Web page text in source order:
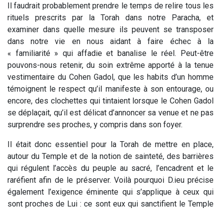
Il faudrait probablement prendre le temps de relire tous les
rituels prescrits par la Torah dans notre Paracha, et
examiner dans quelle mesure ils peuvent se transposer
dans notre vie en nous aidant à faire échec à la
« familiarité » qui affadie et banalise le réel. Peut-être
pouvons-nous retenir, du soin extrême apporté à la tenue
vestimentaire du Cohen Gadol, que les habits d’un homme
témoignent le respect qu’il manifeste à son entourage, ou
encore, des clochettes qui tintaient lorsque le Cohen Gadol
se déplaçait, qu’il est délicat d’annoncer sa venue et ne pas
surprendre ses proches, y compris dans son foyer.
Il était donc essentiel pour la Torah de mettre en place,
autour du Temple et de la notion de sainteté, des barrières
qui régulent l’accès du peuple au sacré, l’encadrent et le
raréfient afin de le préserver. Voilà pourquoi D.ieu précise
également l’exigence éminente qui s’applique à ceux qui
sont proches de Lui : ce sont eux qui sanctifient le Temple